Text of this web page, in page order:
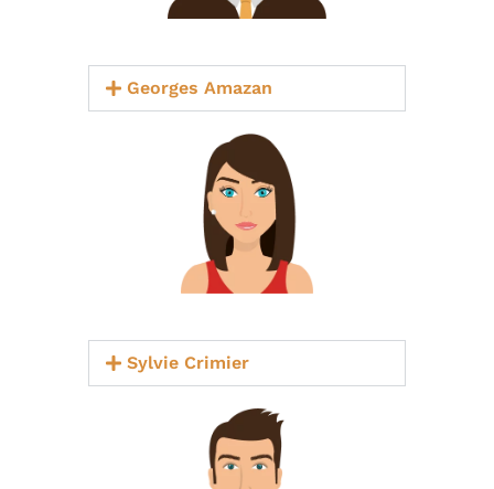
Georges Amazan
Sylvie Crimier